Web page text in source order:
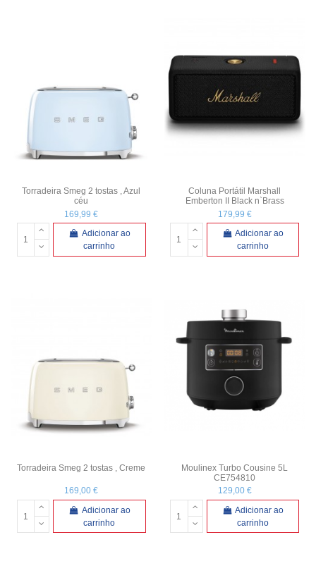
Torradeira Smeg 2 tostas , Azul
céu
169,99 €
Adicionar ao
carrinho
Coluna Portátil Marshall
Emberton II Black n`Brass
179,99 €
Adicionar ao
carrinho
Torradeira Smeg 2 tostas , Creme
169,00 €
Adicionar ao
carrinho
Moulinex Turbo Cousine 5L
CE754810
129,00 €
Adicionar ao
carrinho